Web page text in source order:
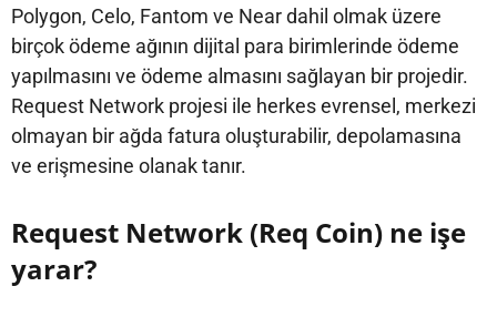
Polygon, Celo, Fantom ve Near dahil olmak üzere
birçok ödeme ağının dijital para birimlerinde ödeme
yapılmasını ve ödeme almasını sağlayan bir projedir.
Request Network projesi ile herkes evrensel, merkezi
olmayan bir ağda fatura oluşturabilir, depolamasına
ve erişmesine olanak tanır.
Request Network (Req Coin) ne işe
yarar?